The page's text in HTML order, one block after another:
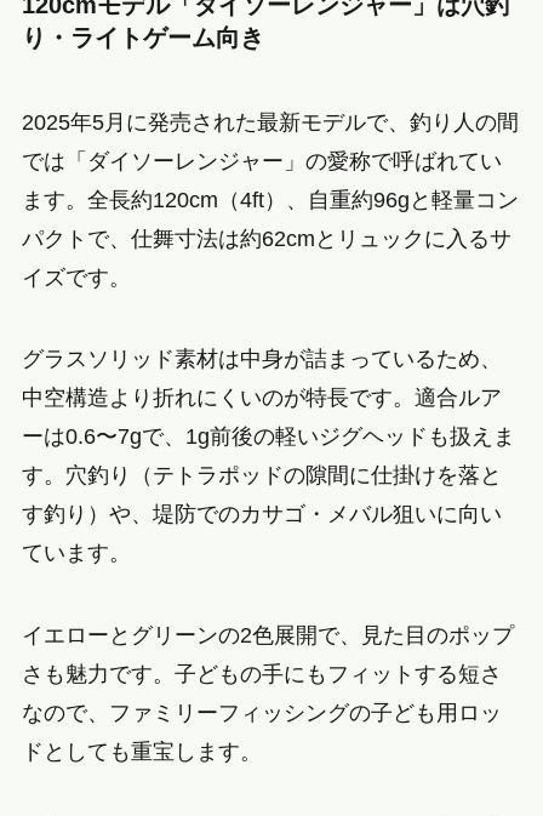
り・ライトゲーム向き
2025年5月に発売された最新モデルで、釣り人の間
では「ダイソーレンジャー」の愛称で呼ばれてい
ます。全長約120cm（4ft）、自重約96gと軽量コン
パクトで、仕舞寸法は約62cmとリュックに入るサ
イズです。
グラスソリッド素材は中身が詰まっているため、
中空構造より折れにくいのが特長です。適合ルア
ーは0.6〜7gで、1g前後の軽いジグヘッドも扱えま
す。穴釣り（テトラポッドの隙間に仕掛けを落と
す釣り）や、堤防でのカサゴ・メバル狙いに向い
ています。
イエローとグリーンの2色展開で、見た目のポップ
さも魅力です。子どもの手にもフィットする短さ
なので、ファミリーフィッシングの子ども用ロッ
ドとしても重宝します。